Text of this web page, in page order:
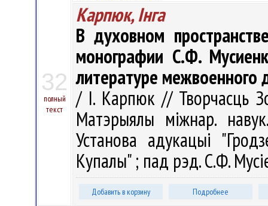
32
полный
текст
Карпюк, Інга
В духовном
монографии С.Ф.
литературе межвоенного
/ І. Карпюк // Творчасць
Матэрыялы міжнар.
Установа адукацыі
Купалы" ; пад рэд. С.Ф.
Добавить в корзину Подробнее